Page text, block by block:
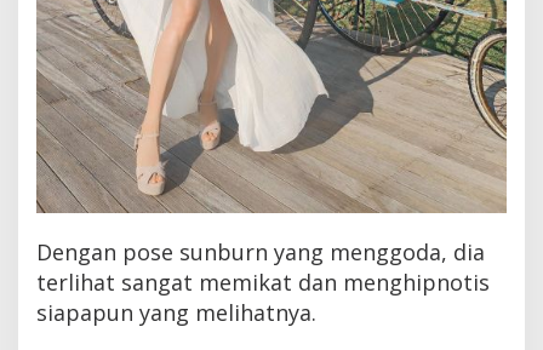
Dengan pose sunburn yang menggoda, dia
terlihat sangat memikat dan menghipnotis
siapapun yang melihatnya.